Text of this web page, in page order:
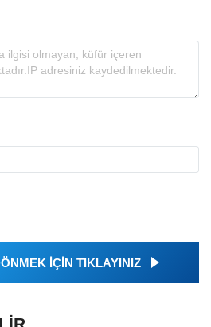
İÇİN TIKLAYINIZ